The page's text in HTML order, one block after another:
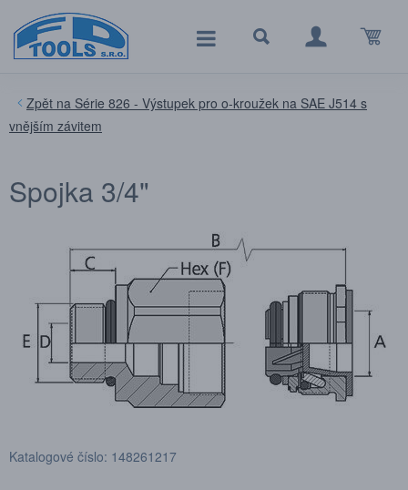
Série 826 - Výstupek pro o-kroužek na SAE J514 s
vnějším závitem
Spojka 3/4"
Katalogové číslo: 148261217